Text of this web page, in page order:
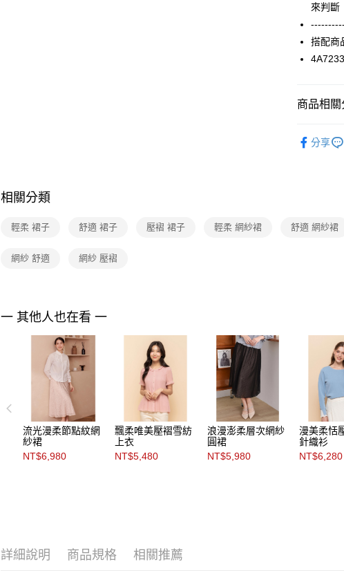
台新國
台灣樂
相關說明
便利好安
１．簡單
【「
２．訂單
是否繳費
３．未成
「
４．使用
即時審查
結果請求
５．嚴禁
形，恩沛
動。
ATM付款
全家取貨
付款後全
付款後7-
每筆
付款後門
免運費
來判斷
搭配商
商品相關
品 分享
相關分類
輕柔 裙子 舒適 裙子 壓褶 裙子 輕柔 網紗裙 舒適 網紗裙
網紗 舒適 網紗 壓褶
一 其他人也在看 一
流光漫柔節點紋網
紗裙
NT$6,980
飄柔唯美壓褶雪紡
上衣
NT$5,480
浪漫澎柔層次網紗
圓裙
NT$5,980
漫美柔恬
針織衫
NT$6,280
詳細說明 商品規格 相關推薦